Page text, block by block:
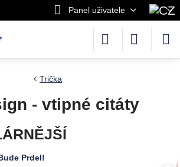
Panel uživatele
Trička
- vtipné citáty
- Bude Prdel!